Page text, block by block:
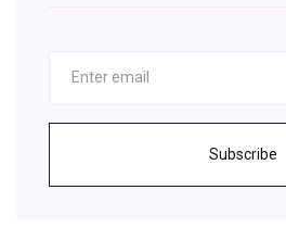
Subscribe